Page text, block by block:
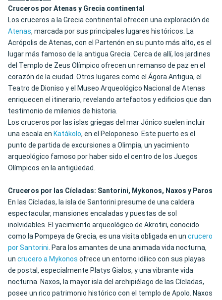
Cruceros por Atenas y Grecia continental
Los cruceros a la Grecia continental ofrecen una exploración de
Atenas, marcada por sus principales lugares históricos. La
Acrópolis de Atenas, con el Partenón en su punto más alto, es el
lugar más famoso de la antigua Grecia. Cerca de allí, los jardines
del Templo de Zeus Olímpico ofrecen un remanso de paz en el
corazón de la ciudad. Otros lugares como el Ágora Antigua, el
Teatro de Dioniso y el Museo Arqueológico Nacional de Atenas
enriquecen el itinerario, revelando artefactos y edificios que dan
testimonio de milenios de historia.
Los cruceros por las islas griegas del mar Jónico suelen incluir
una escala en Katákolo, en el Peloponeso. Este puerto es el
punto de partida de excursiones a Olimpia, un yacimiento
arqueológico famoso por haber sido el centro de los Juegos
Olímpicos en la antigüedad.
Cruceros por las Cícladas: Santorini, Mykonos, Naxos y Paros
En las Cícladas, la isla de Santorini presume de una caldera
espectacular, mansiones encaladas y puestas de sol
inolvidables. El yacimiento arqueológico de Akrotiri, conocido
como la Pompeya de Grecia, es una visita obligada en un crucero
por Santorini. Para los amantes de una animada vida nocturna,
un crucero a Mykonos ofrece un entorno idílico con sus playas
de postal, especialmente Platys Gialos, y una vibrante vida
nocturna. Naxos, la mayor isla del archipiélago de las Cícladas,
posee un rico patrimonio histórico con el templo de Apolo. Naxos